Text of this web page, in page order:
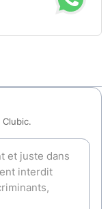
Clubic.